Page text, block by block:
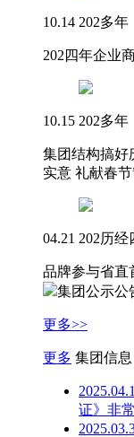
10.14 202多年
202四年企业
10.15 202多年
集团结构搞好
实意 礼献春
04.21 202历经
品牌参与省直
集团公示公
更多>>
更多 集团信息
证》非